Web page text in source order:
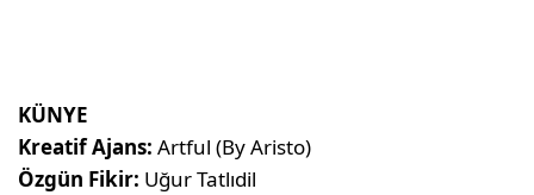
KÜNYE
Kreatif Ajans: Artful (By Aristo)
Özgün Fikir: Uğur Tatlıdil